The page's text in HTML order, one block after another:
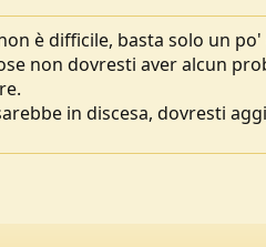
è difficile, basta solo un
non dovresti aver alcun
in discesa, dovresti